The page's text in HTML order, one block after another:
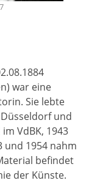
war eine
Sie lebte
und
VdBK, 1943
und 1954 nahm
befindet
der Künste.